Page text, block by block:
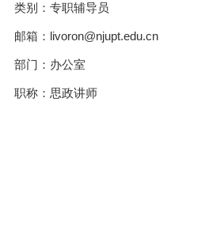
类别：专职辅导员
邮箱：livoron@njupt.edu.cn
部门：办公室
职称：思政讲师